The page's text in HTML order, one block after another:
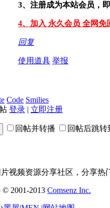
3、注册成为本站会员，
4、加入 永久会员 全网免
回复
使用道具 举报
Code Smilies
登录 | 立即注册
回帖并转播 回帖后跳
视频资源分享社区，分享热
© 2001-2013 Comsenz Inc.